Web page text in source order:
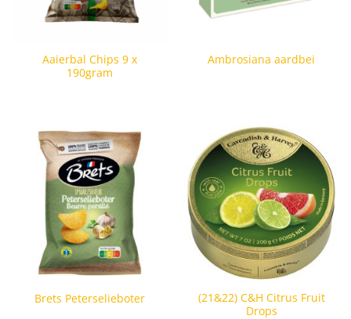
Aaierbal Chips 9 x
190gram
Ambrosiana aardbei
Brets Peterselieboter
(21&22) C&H Citrus Fruit
Drops